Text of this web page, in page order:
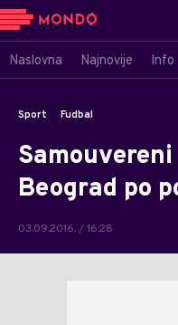
Naslovna Najnovije Info
Sport Fudbal
Beograd po
03.09.2016. / 16:28